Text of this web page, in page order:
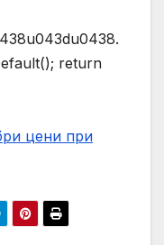
return
цени при